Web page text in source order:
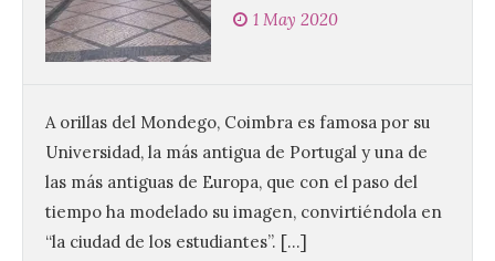
1 May 2020
A orillas del Mondego, Coimbra es famosa por su
Universidad, la más antigua de Portugal y una de
las más antiguas de Europa, que con el paso del
tiempo ha modelado su imagen, convirtiéndola en
“la ciudad de los estudiantes”. […]